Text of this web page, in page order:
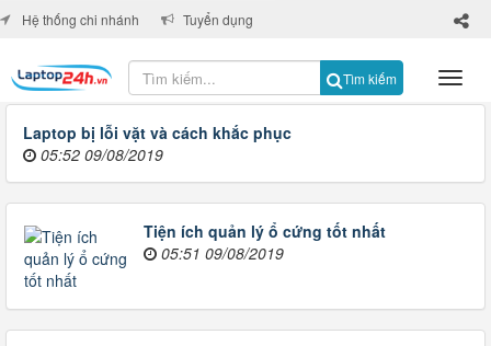
Tìm kiếm
×
Hệ thống chi nhánh Tuyển dụng
Laptop bị lỗi vặt và cách khắc phục
05:52 09/08/2019
Tiện ích quản lý ổ cứng tốt nhất
05:51 09/08/2019